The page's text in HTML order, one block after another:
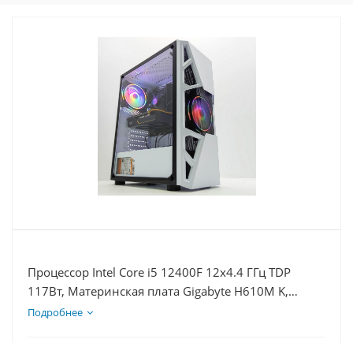
Процессор Intel Core i5 12400F 12x4.4 ГГц TDP
117Вт, Материнская плата Gigabyte H610M K,
Видеокарта RX 6650XT 8Гб, Память DDR4 8Gb,
Подробнее